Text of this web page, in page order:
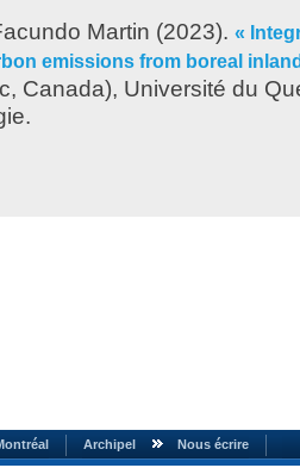
Martin (2023). «
emissions from boreal
Canada), Université du
Archipel Nous écrire